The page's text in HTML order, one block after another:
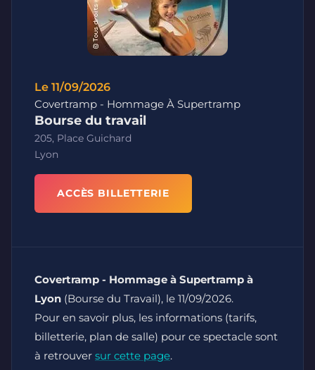
Le 11/09/2026
Covertramp - Hommage À Supertramp
Bourse du travail
205, Place Guichard
Lyon
ACCÈS BILLETTERIE
Covertramp - Hommage à Supertramp à
Lyon (Bourse du Travail), le 11/09/2026.
Pour en savoir plus, les informations (tarifs,
billetterie, plan de salle) pour ce spectacle sont
à retrouver sur cette page.